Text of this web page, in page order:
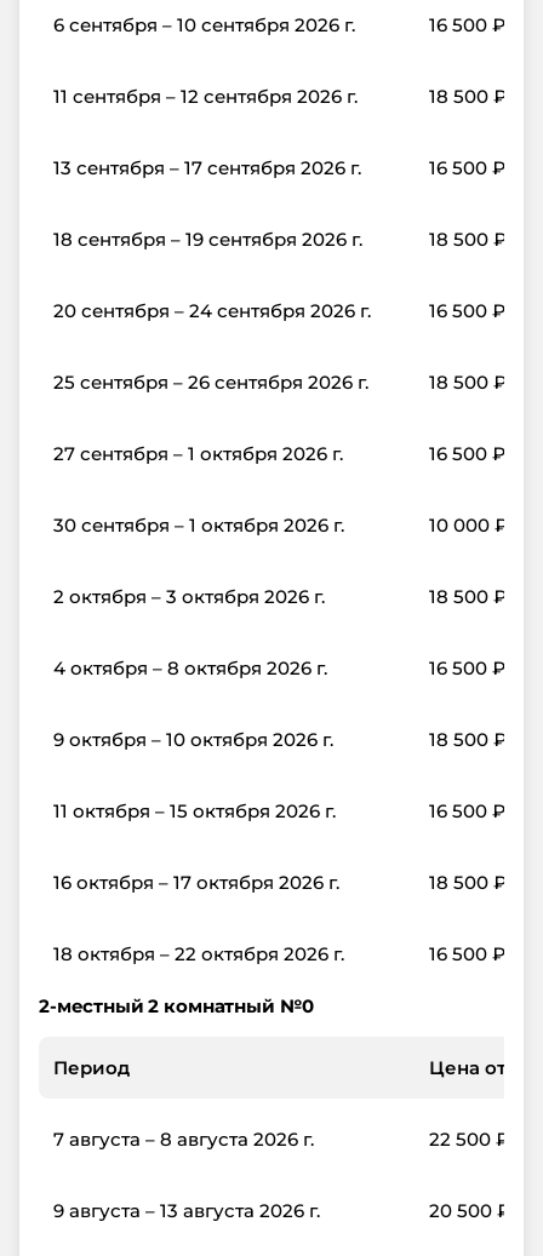
6 сентября – 10 сентября 2026 г. 16 500 ₽
11 сентября – 12 сентября 2026 г. 18 500 ₽
13 сентября – 17 сентября 2026 г. 16 500 ₽
18 сентября – 19 сентября 2026 г. 18 500 ₽
20 сентября – 24 сентября 2026 г. 16 500 ₽
25 сентября – 26 сентября 2026 г. 18 500 ₽
27 сентября – 1 октября 2026 г. 16 500 ₽
30 сентября – 1 октября 2026 г. 10 000 ₽
2 октября – 3 октября 2026 г. 18 500 ₽
4 октября – 8 октября 2026 г. 16 500 ₽
9 октября – 10 октября 2026 г. 18 500 ₽
11 октября – 15 октября 2026 г. 16 500 ₽
16 октября – 17 октября 2026 г. 18 500 ₽
18 октября – 22 октября 2026 г. 16 500 ₽
2-местный 2 комнатный №0
Период Цена от, ₽/
7 августа – 8 августа 2026 г. 22 500 ₽
9 августа – 13 августа 2026 г. 20 500 ₽